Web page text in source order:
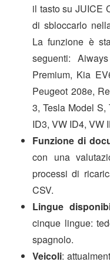
il tasto su JUICE
di sbloccarlo
La funzione è
seguenti:
Premium, Kia
Peugeot 208e,
3, Tesla Model S,
ID3, VW ID4, VW
Funzione di
con una
processi di
CSV.
Lingue
cinque lingue:
spagnolo.
Veicoli: